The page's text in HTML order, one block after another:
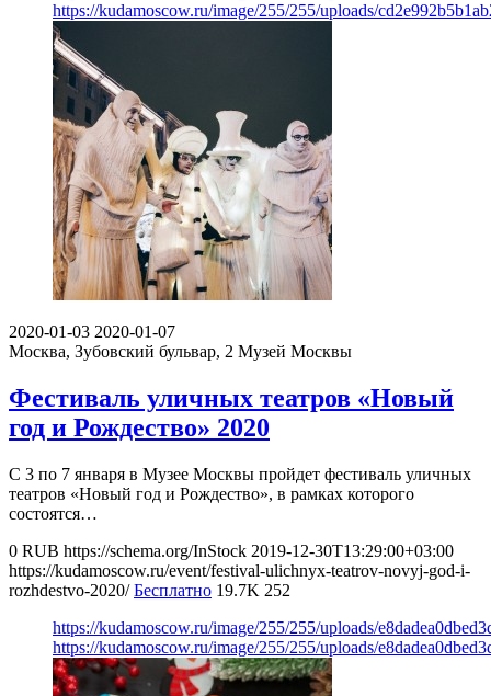
https://kudamoscow.ru/image/255/255/uploads/
2020-01-03 2020-01-07
Москва, Зубовский бульвар, 2 Музей Москвы
Фестиваль уличных театров «Новый
год и Рождество» 2020
С 3 по 7 января в Музее Москвы пройдет фестиваль уличных
театров «Новый год и Рождество», в рамках которого
состоятся…
0 RUB https://schema.org/InStock 2019-12-30T13:29:00+03:00
https://kudamoscow.ru/event/festival-ulichnyx-teatrov-novyj-god-i-
rozhdestvo-2020/ Бесплатно 19.7K 252
https://kudamoscow.ru/image/255/255/uploads/
https://kudamoscow.ru/image/255/255/uploads/